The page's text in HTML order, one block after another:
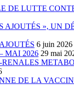
DE LUTTE
AJOUTÉS », UN
6 juin 2026
MAI 2026 29 mai
DE LA